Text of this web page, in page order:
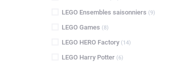
LEGO Ensembles saisonniers (9)
LEGO Games (8)
LEGO HERO Factory (14)
LEGO Harry Potter (6)